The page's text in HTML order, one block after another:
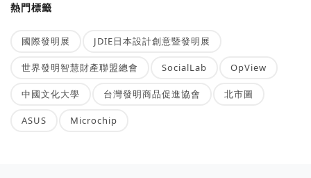
熱門標籤
國際發明展 JDIE日本設計創意暨發明展
世界發明智慧財產聯盟總會 SocialLab OpView
中國文化大學 台灣發明商品促進協會 北市圖
ASUS Microchip